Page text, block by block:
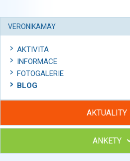
VERONIKAMAY
AKTIVITA
INFORMACE
FOTOGALERIE
BLOG
AKTUALITY
Hubněte s podporou lektorky a
Chcete poradit s hubnutím?
ANKETY